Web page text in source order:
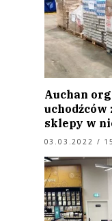
Auchan
sklepy w
03.03.2022 /